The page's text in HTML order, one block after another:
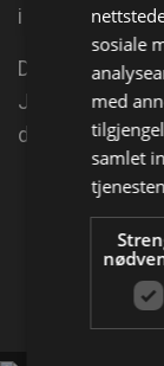
i sinne og
De er redd
Jackson må ta
denne katten.
Facebook
sosiale
med
samlet